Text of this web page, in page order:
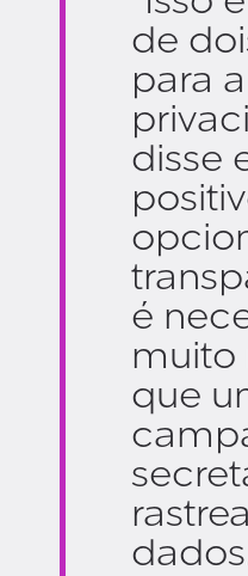
de
para a
disse
é
muito
que